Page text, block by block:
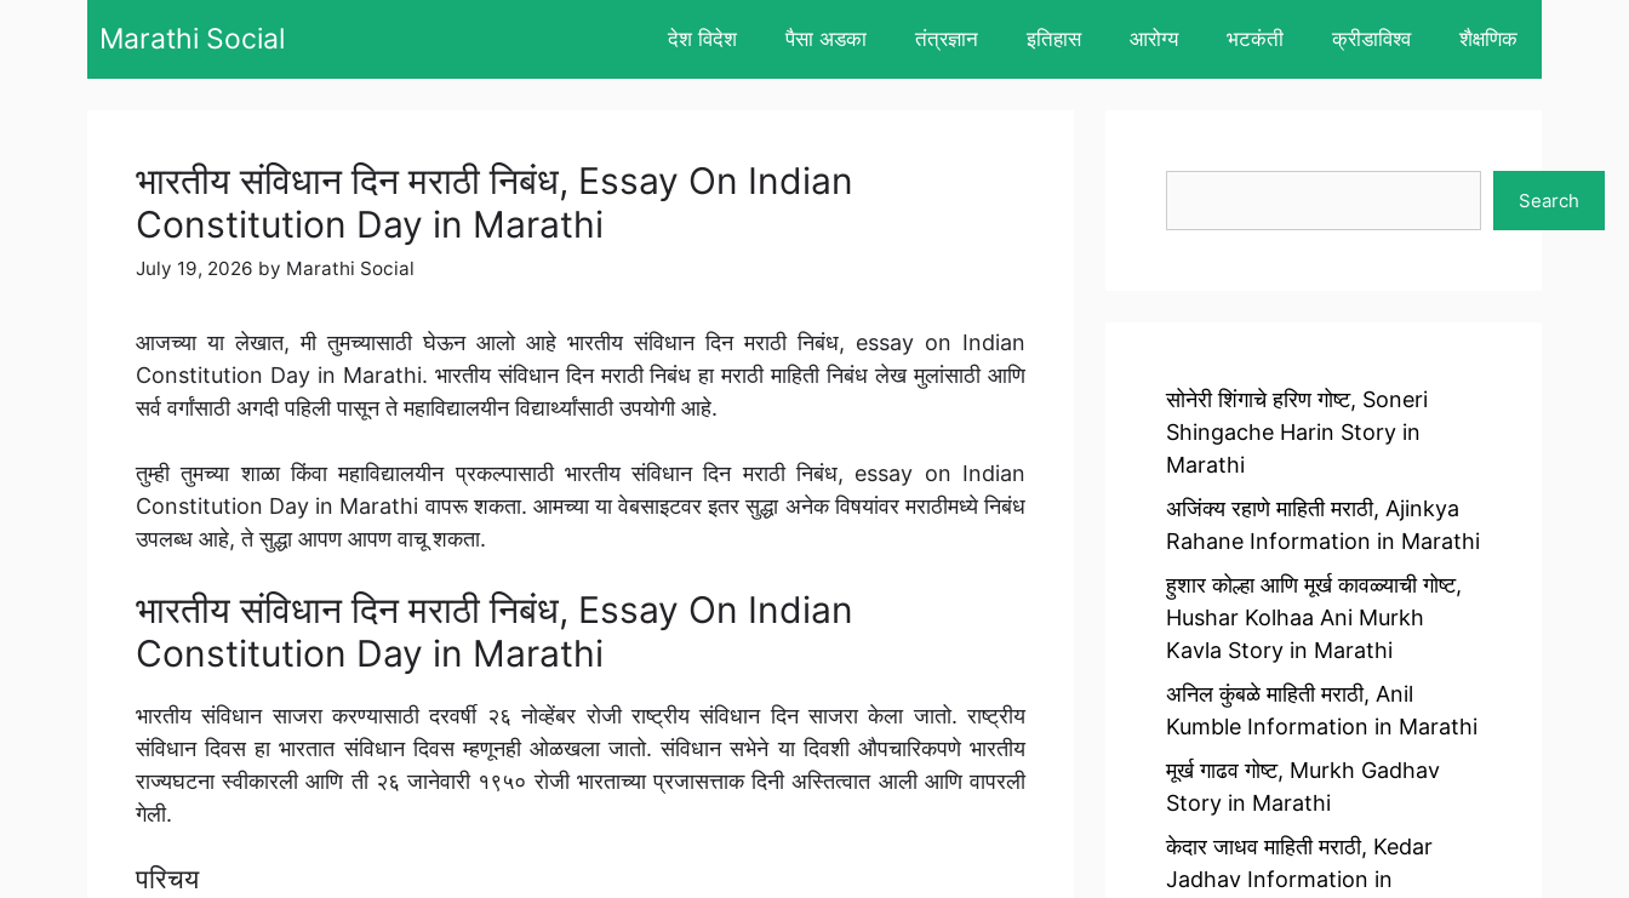
Marathi Social देश विदेश पैसा अडका तंत्रज्ञान इतिहास आरोग्य भटकंती क्रीडाविश्व शैक्षणिक
भारतीय संविधान दिन मराठी निबंध, Essay On Indian
Constitution Day in Marathi
July 19, 2026 by Marathi Social
आजच्या या लेखात, मी तुमच्यासाठी घेऊन आलो आहे भारतीय संविधान दिन मराठी निबंध, essay on Indian
Constitution Day in Marathi. भारतीय संविधान दिन मराठी निबंध हा मराठी माहिती निबंध लेख मुलांसाठी आणि
सर्व वर्गांसाठी अगदी पहिली पासून ते महाविद्यालयीन विद्यार्थ्यांसाठी उपयोगी आहे.
तुम्ही तुमच्या शाळा किंवा महाविद्यालयीन प्रकल्पासाठी भारतीय संविधान दिन मराठी निबंध, essay on Indian
Constitution Day in Marathi वापरू शकता. आमच्या या वेबसाइटवर इतर सुद्धा अनेक विषयांवर मराठीमध्ये निबंध
उपलब्ध आहे, ते सुद्धा आपण आपण वाचू शकता.
भारतीय संविधान दिन मराठी निबंध, Essay On Indian
Constitution Day in Marathi
भारतीय संविधान साजरा करण्यासाठी दरवर्षी २६ नोव्हेंबर रोजी राष्ट्रीय संविधान दिन साजरा केला जातो. राष्ट्रीय
संविधान दिवस हा भारतात संविधान दिवस म्हणूनही ओळखला जातो. संविधान सभेने या दिवशी औपचारिकपणे भारतीय
राज्यघटना स्वीकारली आणि ती २६ जानेवारी १९५० रोजी भारताच्या प्रजासत्ताक दिनी अस्तित्वात आली आणि वापरली
गेली.
परिचय
Search
सोनेरी शिंगाचे हरिण गोष्ट, Soneri
Shingache Harin Story in
Marathi
अजिंक्य रहाणे माहिती मराठी, Ajinkya
Rahane Information in Marathi
हुशार कोल्हा आणि मूर्ख कावळ्याची गोष्ट,
Hushar Kolhaa Ani Murkh
Kavla Story in Marathi
अनिल कुंबळे माहिती मराठी, Anil
Kumble Information in Marathi
मूर्ख गाढव गोष्ट, Murkh Gadhav
Story in Marathi
केदार जाधव माहिती मराठी, Kedar
Jadhav Information in